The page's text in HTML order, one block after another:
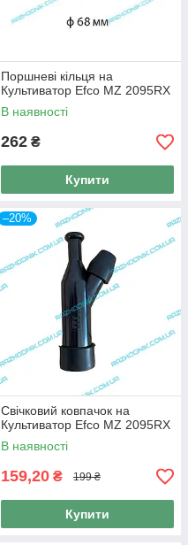
Поршневі кільця на
Культиватор Efco MZ 2095RX
В наявності
262 ₴
Купити
–20%
Свічковий ковпачок на
Культиватор Efco MZ 2095RX
В наявності
159,20 ₴ 199 ₴
Купити